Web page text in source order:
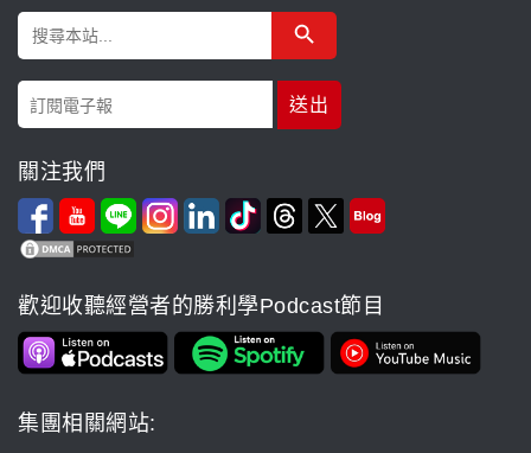
Search
for:
Search Button
關注我們
歡迎收聽經營者的勝利學Podcast節目
集團相關網站: